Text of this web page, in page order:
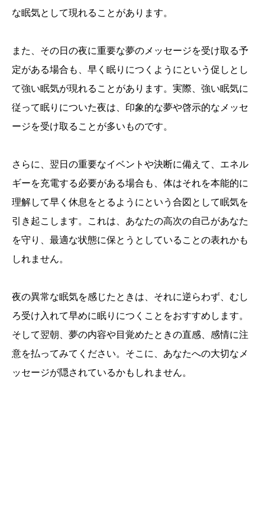
な眠気として現れることがあります。
また、その日の夜に重要な夢のメッセージを受け取る予
定がある場合も、早く眠りにつくようにという促しとし
て強い眠気が現れることがあります。実際、強い眠気に
従って眠りについた夜は、印象的な夢や啓示的なメッセ
ージを受け取ることが多いものです。
さらに、翌日の重要なイベントや決断に備えて、エネル
ギーを充電する必要がある場合も、体はそれを本能的に
理解して早く休息をとるようにという合図として眠気を
引き起こします。これは、あなたの高次の自己があなた
を守り、最適な状態に保とうとしていることの表れかも
しれません。
夜の異常な眠気を感じたときは、それに逆らわず、むし
ろ受け入れて早めに眠りにつくことをおすすめします。
そして翌朝、夢の内容や目覚めたときの直感、感情に注
意を払ってみてください。そこに、あなたへの大切なメ
ッセージが隠されているかもしれません。